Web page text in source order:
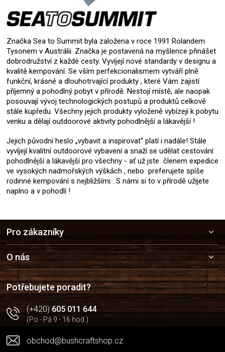
Značka Sea to Summit byla založena v roce 1991 Rolandem
Tysonem v Austrálii. Značka je postavená na myšlence přinášet
dobrodružství z každé cesty. Vyvíjejí nové standardy v designu a
kvalitě kempování. Se vším perfekcionalismem vytváří plně
funkční, krásné a dlouhotrvající produkty , které Vám zajistí
příjemný a pohodlný pobyt v přírodě. Nestojí místě, ale naopak
posouvají vývoj technologických postupů a produktů celkově
stále kupředu. Všechny jejich produkty vyloženě vybízejí k pobytu
venku a dělají outdoorové aktivity pohodlnější a lákavější !
Jejich původní heslo „vybavit a inspirovat“ platí i nadále! Stále
vyvíjejí kvalitní outdoorové vybavení a snaží se udělat cestování
pohodlnější a lákavější pro všechny - ať už jste členem expedice
ve vysokých nadmořských výškách , nebo preferujete spíše
rodinné kempování s nejbližšími . S námi si to v přírodě užijete
naplno a v pohodlí !
a
t
í
Pro zákazníky
O nás
Potřebujete poradit?
(+420)605 011 644
(Po - Pá 9 - 16 hod.)
obchod@bushcraftshop.cz